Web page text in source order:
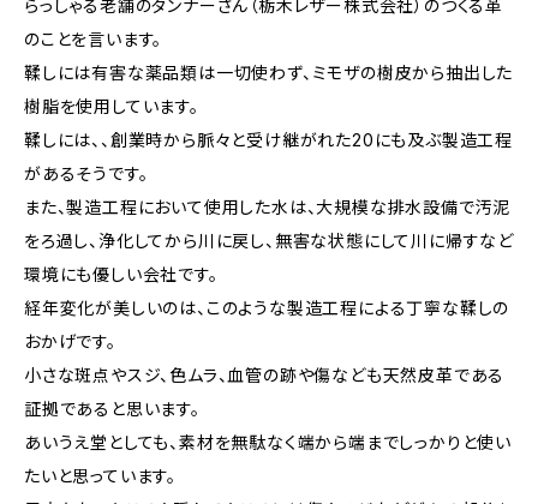
らっしゃる老舗のタンナーさん（栃木レザー株式会社）のつくる革
のことを言います。
鞣しには有害な薬品類は一切使わず、ミモザの樹皮から抽出した
樹脂を使用しています。
鞣しには、、創業時から脈々と受け継がれた20にも及ぶ製造工程
があるそうです。
また、製造工程において使用した水は、大規模な排水設備で汚泥
をろ過し、浄化してから川に戻し、無害な状態にして川に帰すなど
環境にも優しい会社です。
経年変化が美しいのは、このような製造工程による丁寧な鞣しの
おかげです。
小さな斑点やスジ、色ムラ、血管の跡や傷なども天然皮革である
証拠であると思います。
あいうえ堂としても、素材を無駄なく端から端までしっかりと使い
たいと思っています。